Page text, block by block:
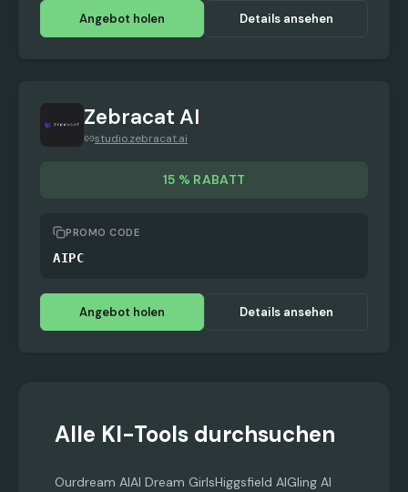
Angebot holen Details ansehen
Zebracat AI
studio.zebracat.ai
15 % RABATT
PROMO CODE
AIPC
Angebot holen Details ansehen
Alle KI-Tools durchsuchen
Ourdream AIAI Dream GirlsHiggsfield AIGling AI